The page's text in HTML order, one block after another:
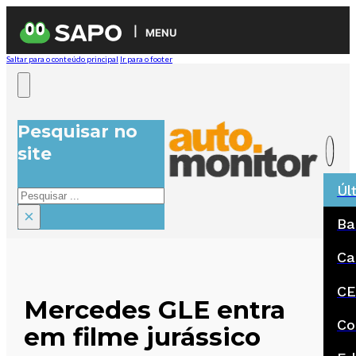
MENU
Saltar para o conteúdo principal Ir para o footer
Pesquisar no
site
Pesquisar
×
Mercedes GLE entra
em filme jurássico